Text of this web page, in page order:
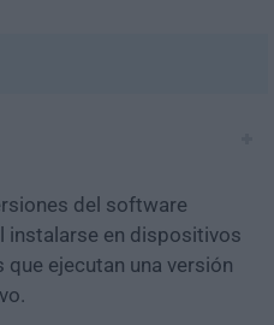
del software
instalarse en dispositivos
ejecutan una versión